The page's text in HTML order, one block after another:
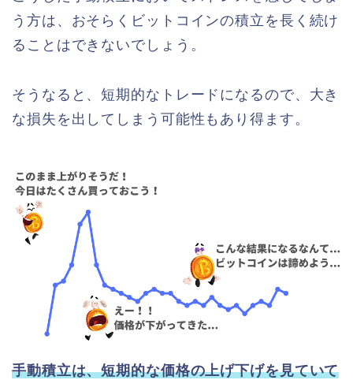
う方は、おそらくビットコインの積立を長く続け
ることはできないでしょう。
そうなると、短期的なトレードになるので、大き
な損失を出してしまう可能性もあり得ます。
手動積立は、短期的な価格の上げ下げを見ていて